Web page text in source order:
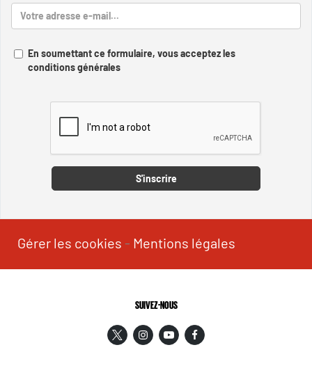
En soumettant ce formulaire, vous acceptez les
conditions générales
S'inscrire
Gérer les cookies - Mentions légales
SUIVEZ-NOUS